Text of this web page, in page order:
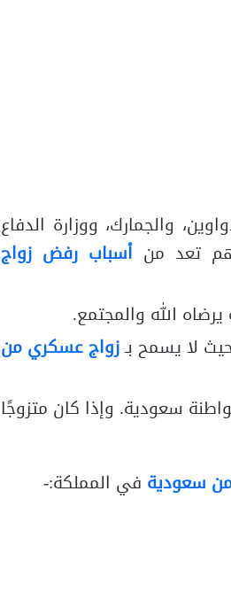
والجمارك، ووزارة الدفاع
تعد منأسباب رفض زواج
الله والمجتمع.
لا يسمح بـزواج عسكري من
سعودية. وإذا كان متزوجًا
من سعودية في المملكة:-